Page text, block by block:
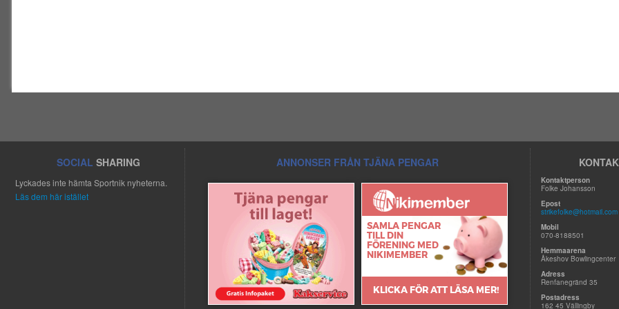
SOCIAL SHARING
Lyckades inte hämta Sportnik nyheterna.
Läs dem här istället
ANNONSER FRÅN TJÄNA PENGAR
Kontaktperson
Folke Johansson
Epost
strikefolke@hotmail.com
Mobil
070-8188501
Hemmaarena
Åkeshov Bowlingcenter
Adress
Renfanegränd 35
Postadress
162 45 Vällingby